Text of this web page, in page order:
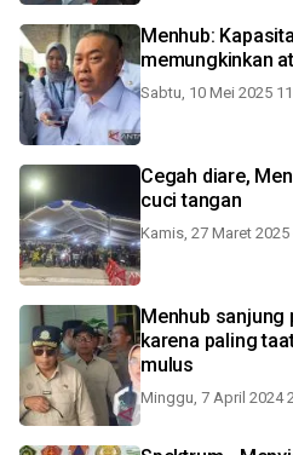
Menhub:
memungkinkan
Sabtu, 10 Mei 2025
Cegah diare,
cuci tangan
Kamis, 27 Maret 2025
Menhub sanjung
karena paling
mulus
Minggu, 7 April 2024